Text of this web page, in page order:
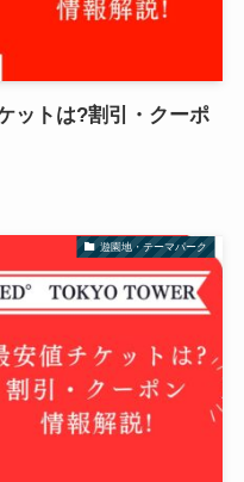
ットは?割引・クーポ
遊園地・テーマパーク